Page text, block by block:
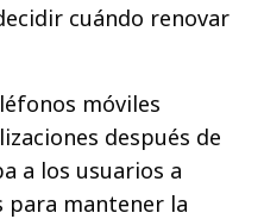
cuándo renovar
móviles
después de
a los usuarios a
para mantener la